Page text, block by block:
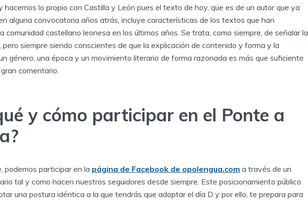
hacemos lo propio con Castilla y León pues el texto de hoy, que es de un autor que ya
alguna convocatoria años atrás, incluye características de los textos que han
comunidad castellano leonesa en los últimos años. Se trata, como siempre, de señalar la
pero siempre siendo conscientes de que la explicación de contenido y forma y la
género, una época y un movimiento literario de forma razonada es más que suficiente
comentario.
y cómo participar en el Ponte a
podemos participar en la página de Facebook de opolengua.com a través de un
tal y como hacen nuestros seguidores desde siempre. Este posicionamiento público
una postura idéntica a la que tendrás que adoptar el día D y por ello, te prepara para